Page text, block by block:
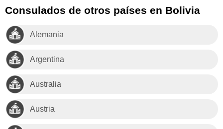
Consulados de otros países en Bolivia
Alemania
Argentina
Australia
Austria